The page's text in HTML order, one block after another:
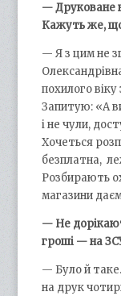
— Друковане
Кажуть же,
— Я з цим не
похилого
Запитую: «А
і не чули,
Хочеться
безплатна,
Розбирають
магазини
— Не
гроші — на
— Було й
на друк